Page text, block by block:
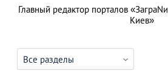
Главный редактор порталов
Киев»
Все разделы